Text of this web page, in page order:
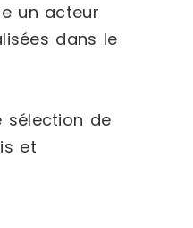
un acteur
dans le
sélection de
et